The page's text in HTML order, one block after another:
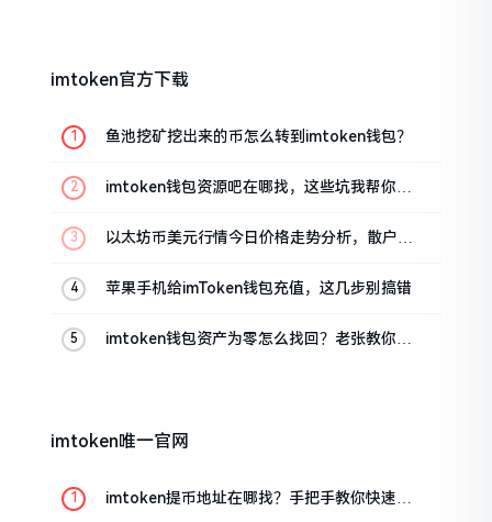
imtoken官方下载
鱼池挖矿挖出来的币怎么转到imtoken钱包？
imtoken钱包资源吧在哪找，这些坑我帮你趟
以太坊币美元行情今日价格走势分析，散户如
苹果手机给imToken钱包充值，这几步别搞错
imtoken钱包资产为零怎么找回？老张教你几
imtoken唯一官网
imtoken提币地址在哪找？手把手教你快速查